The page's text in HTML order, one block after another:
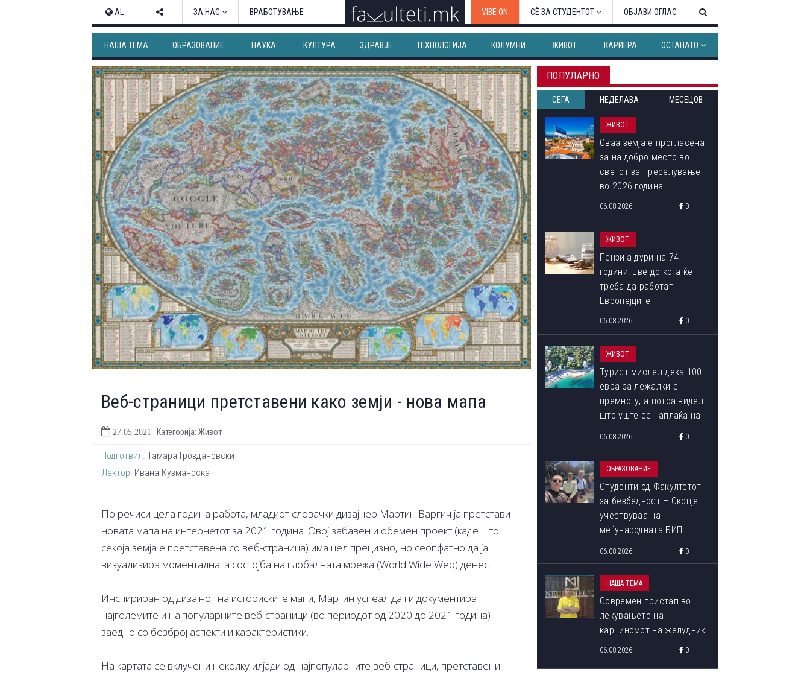
AL ЗА НАС ВРАБОТУВАЊЕ VIBE ON СЀ ЗА СТУДЕНТОТ ОБЈАВИ ОГЛАС
НАША ТЕМА ОБРАЗОВАНИЕ НАУКА КУЛТУРА ЗДРАВЈЕ ТЕХНОЛОГИЈА КОЛУМНИ ЖИВОТ КАРИЕРА ОСТАНАТО
Веб-страници претставени како земји - нова мапа
27.05.2021 Категорија: Живот
Подготвил: Тамара Гроздановски
Лектор: Ивана Кузманоска
По речиси цела година работа, младиот словачки дизајнер Мартин Варгич ја претстави
новата мапа на интернетот за 2021 година. Овој забавен и обемен проект (каде што
секоја земја е претставена со веб-страница) има цел прецизно, но сеопфатно да ја
визуализира моменталната состојба на глобалната мрежа (World Wide Web) денес.
Инспириран од дизајнот на историските мапи, Мартин успеал да ги документира
најголемите и најпопуларните веб-страници (во периодот од 2020 до 2021 година)
заедно со безброј аспекти и карактеристики.
На картата се вклучени неколку илјади од најпопуларните веб-страници, претставени
ПОПУЛАРНО
СЕГА НЕДЕЛАВА МЕСЕЦОВ
ЖИВОТ
Оваа земја е прогласена
за најдобро место во
светот за преселување
во 2026 година
06.08.2026 0
ЖИВОТ
Пензија дури на 74
години: Еве до кога ќе
треба да работат
Европејците
06.08.2026 0
ЖИВОТ
Турист мислел дека 100
евра за лежалки е
премногу, а потоа видел
што уште се наплаќа на
06.08.2026 0
ОБРАЗОВАНИЕ
Студенти од Факултетот
за безбедност – Скопје
учествуваа на
меѓународната БИП
06.08.2026 0
НАША ТЕМА
Современ пристап во
лекувањето на
карциномот на желудник
06.08.2026 0